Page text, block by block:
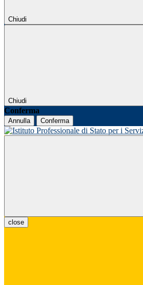
Chiudi
Chiudi
Conferma
Annulla Conferma
close